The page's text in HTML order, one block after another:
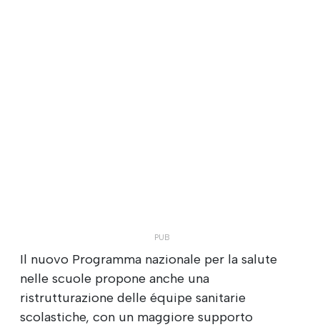
Il nuovo Programma nazionale per la salute
nelle scuole propone anche una
ristrutturazione delle équipe sanitarie
scolastiche, con un maggiore supporto